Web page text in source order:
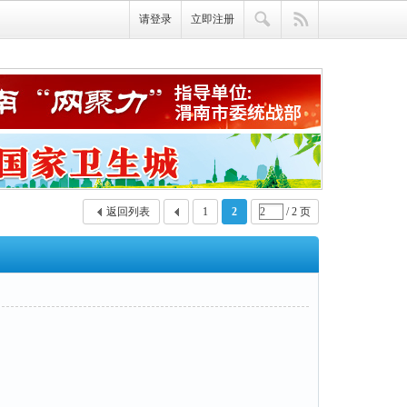
请登录 立即注册
1 2 / 2 页
返回列表